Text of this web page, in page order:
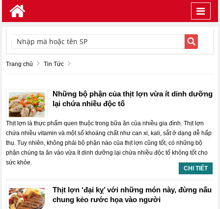
TÌM KIẾM
Trang chủ Tin Tức
Những bộ phận của thịt lợn vừa ít dinh dưỡng
lại chứa nhiều độc tố
Thịt lợn là thực phẩm quen thuộc trong bữa ăn của nhiều gia đình. Thịt lợn
chứa nhiều vitamin và một số khoáng chất như can xi, kali, sắt ở dạng dễ hấp
thụ. Tuy nhiên, không phải bộ phận nào của thịt lợn cũng tốt, có những bộ
phận chúng ta ăn vào vừa ít dinh dưỡng lại chứa nhiều độc tố không tốt cho
sức khỏe.
CHI TIẾT
Thịt lợn ‘đại kỵ’ với những món này, đừng nấu
chung kẻo rước họa vào người